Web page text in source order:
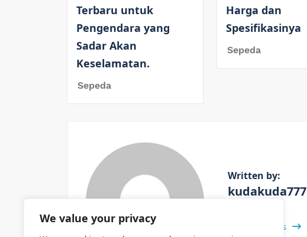
We value your privacy
Terbaru untuk
Pengendara yang
Sadar Akan
Keselamatan.
Sepeda
Harga dan
Spesifikasinya
Sepeda
Written by:
kudakuda777
View All Posts